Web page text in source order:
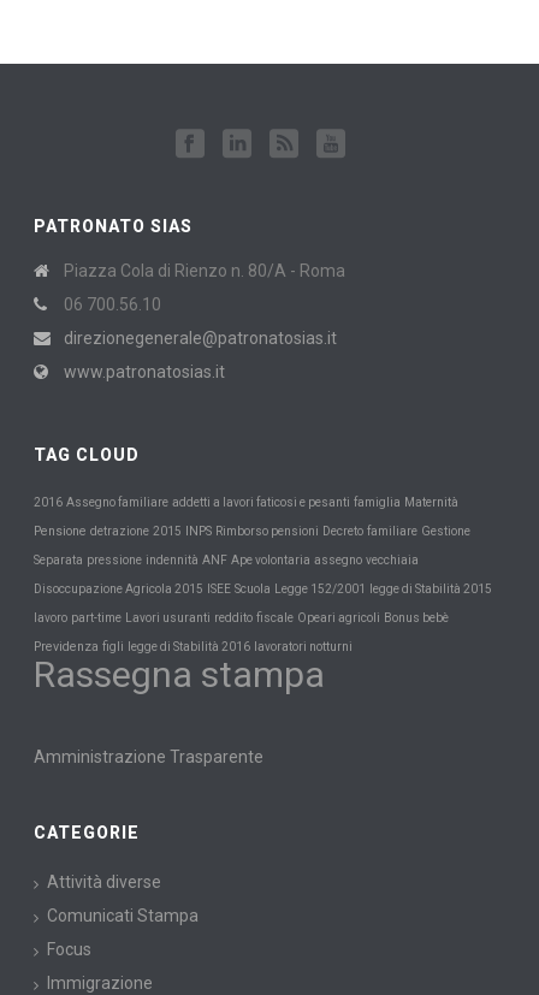
PATRONATO SIAS
Piazza Cola di Rienzo n. 80/A - Roma
06 700.56.10
direzionegenerale@patronatosias.it
www.patronatosias.it
TAG CLOUD
2016 Assegno familiare addetti a lavori faticosi e pesanti famiglia Maternità
Pensione detrazione 2015 INPS Rimborso pensioni Decreto familiare Gestione
Separata pressione indennità ANF Ape volontaria assegno vecchiaia
Disoccupazione Agricola 2015 ISEE Scuola Legge 152/2001 legge di Stabilità 2015
lavoro part-time Lavori usuranti reddito fiscale Opeari agricoli Bonus bebè
Previdenza figli legge di Stabilità 2016 lavoratori notturni
Rassegna stampa
Amministrazione Trasparente
CATEGORIE
Attività diverse
Comunicati Stampa
Focus
Immigrazione